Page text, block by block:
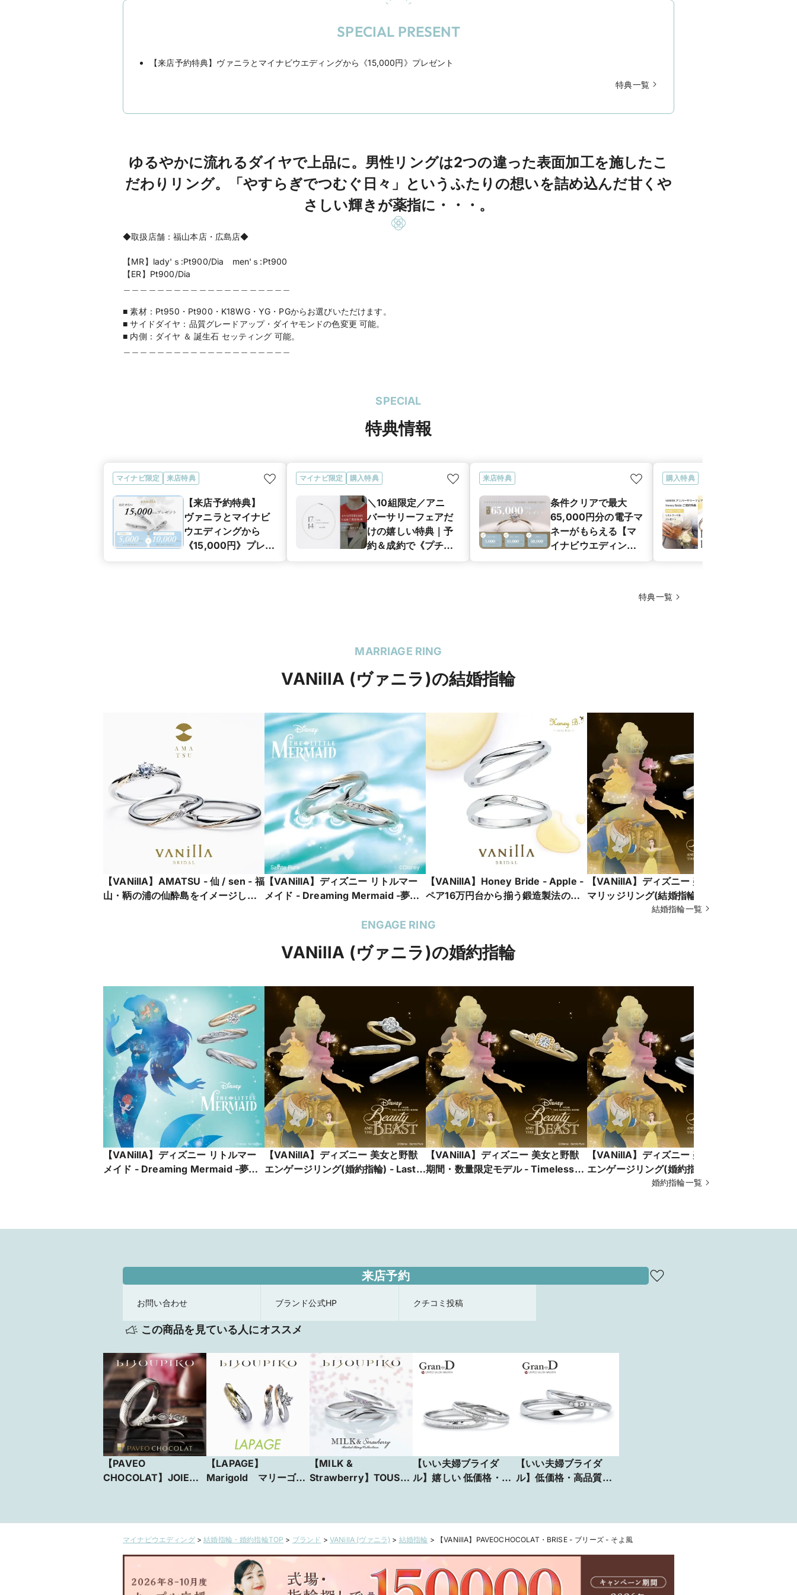
SPECIAL PRESENT
【来店予約特典】ヴァニラとマイナビウエディングから《15,000円》プレゼント
特典一覧
ゆるやかに流れるダイヤで上品に。男性リングは2つの違った表面加工を施したこ
だわりリング。「やすらぎでつむぐ日々」というふたりの想いを詰め込んだ甘くや
さしい輝きが薬指に・・・。
◆取扱店舗：福山本店・広島店◆
【MR】lady'ｓ:Pt900/Dia men'ｓ:Pt900
【ER】Pt900/Dia
■ 素材：Pt950・Pt900・K18WG・YG・PGからお選びいただけます。
■ サイドダイヤ：品質グレードアップ・ダイヤモンドの色変更 可能。
■ 内側：ダイヤ ＆ 誕生石 セッティング 可能。
SPECIAL
特典情報
マイナビ限定 来店特典
【来店予約特典】
ヴァニラとマイナビ
ウエディングから
《15,000円》プレゼ
マイナビ限定 購入特典
＼10組限定／アニ
バーサリーフェアだ
けの嬉しい特典｜予
約＆成約で《プチ
来店特典
条件クリアで最大
65,000円分の電子マ
ネーがもらえる【マ
イナビウエディング
購入特典
特典一覧
MARRIAGE RING
VANillA (ヴァニラ)の結婚指輪
【VANillA】AMATSU - 仙 / sen - 福
山・鞆の浦の仙酔島をイメージした
【VANillA】ディズニー リトルマー
メイド - Dreaming Mermaid -夢見
【VANillA】Honey Bride - Apple -
ペア16万円台から揃う鍛造製法の結
【VANillA】ディズニー 美女と野獣
マリッジリング(結婚指輪) - Last
Rose -真実の愛が咲くとき-
結婚指輪一覧
ENGAGE RING
VANillA (ヴァニラ)の婚約指輪
【VANillA】ディズニー リトルマー
メイド - Dreaming Mermaid -夢見
【VANillA】ディズニー 美女と野獣
エンゲージリング(婚約指輪) - Last
【VANillA】ディズニー 美女と野獣
期間・数量限定モデル - Timeless
【VANillA】ディズニー 美女と野獣
エンゲージリング(婚約指輪) - True
Romance -愛が紡ぐ奇跡-【VANillA
婚約指輪一覧
来店予約
お問い合わせ ブランド公式HP クチコミ投稿
この商品を見ている人にオススメ
【PAVEO
CHOCOLAT】JOIE
【LAPAGE】
Marigold マリーゴー
【MILK &
Strawberry】TOUS
【いい夫婦ブライダ
ル】嬉しい 低価格・高
【いい夫婦ブライダ
ル】低価格・高品質
マイナビウエディング>結婚指輪・婚約指輪TOP > ブランド > VANillA (ヴァニラ) > 結婚指輪 > 【VANillA】PAVEOCHOCOLAT・BRISE - ブリーズ - そよ風